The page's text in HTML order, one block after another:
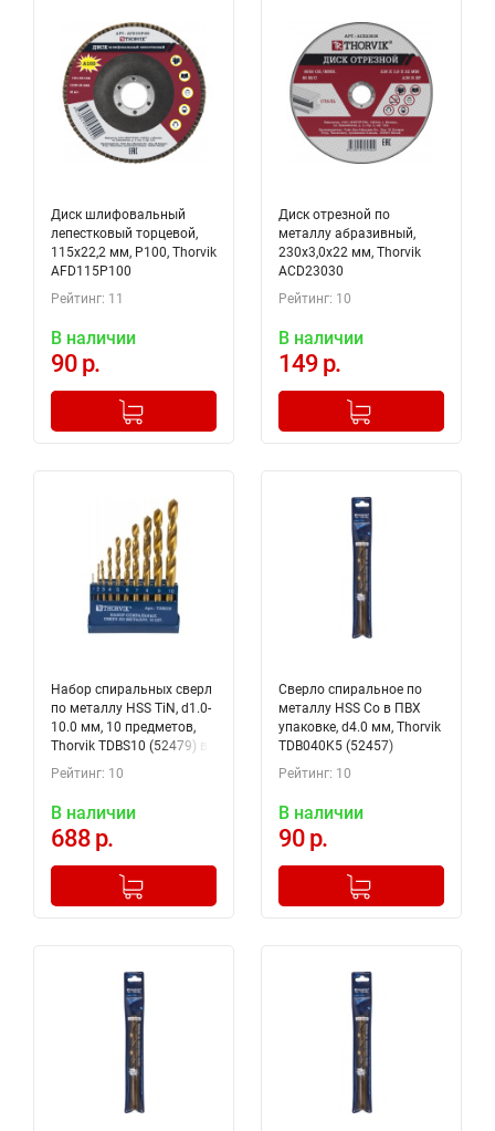
Диск шлифовальный
лепестковый торцевой,
115х22,2 мм, Р100, Thorvik
AFD115P100
Рейтинг: 11
В наличии
90 р.
+
Добавлено в корзину
Диск отрезной по
металлу абразивный,
230х3,0х22 мм, Thorvik
ACD23030
Рейтинг: 10
В наличии
149 р.
+
Добавлено в корзину
Набор спиральных сверл
по металлу HSS TiN, d1.0-
10.0 мм, 10 предметов,
Thorvik TDBS10 (52479) в
пластиковом кейсе
Рейтинг: 10
В наличии
688 р.
+
Добавлено в корзину
Сверло спиральное по
металлу HSS Co в ПВХ
упаковке, d4.0 мм, Thorvik
TDB040K5 (52457)
Рейтинг: 10
В наличии
90 р.
+
Добавлено в корзину